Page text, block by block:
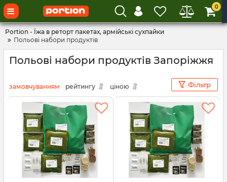
0
Portion - Їжа в реторт пакетах, армійські сухпайки
Польові набори продуктів
Польові набори продуктів Запоріжжя
замовчуванням рейтингу ціною Фільтр